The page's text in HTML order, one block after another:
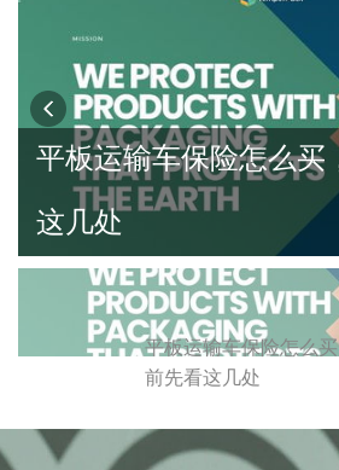
平板运输车保险怎么买
这几处
平板运输车保险怎么
前先看这几处